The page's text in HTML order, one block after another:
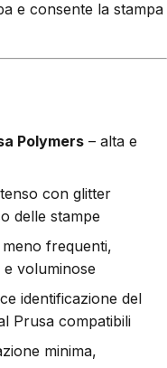
e consente la stampa
Polymers – alta e
con glitter
delle stampe
frequenti,
voluminose
identificazione del
Prusa compatibili
minima,